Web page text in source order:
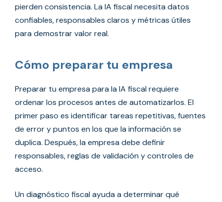
pierden consistencia. La IA fiscal necesita datos
confiables, responsables claros y métricas útiles
para demostrar valor real.
Cómo preparar tu empresa
Preparar tu empresa para la IA fiscal requiere
ordenar los procesos antes de automatizarlos. El
primer paso es identificar tareas repetitivas, fuentes
de error y puntos en los que la información se
duplica. Después, la empresa debe definir
responsables, reglas de validación y controles de
acceso.
Un diagnóstico fiscal ayuda a determinar qué